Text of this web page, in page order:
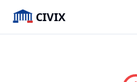
CIVIX